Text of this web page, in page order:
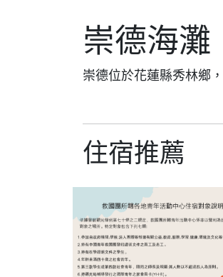
崇德海灘
崇德位於花蓮縣秀林鄉
住宿推薦